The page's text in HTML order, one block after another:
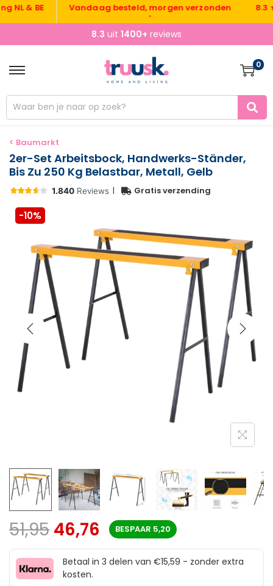
& BE Vandaag besteld, morgen verzonden 8.3 ★
8.3 uit 1400+ reviews
0
< Baumarkt
2er-Set Arbeitsbock, Handwerks-Ständer,
Bis Zu 250 Kg Belastbar, Metall, Gelb
| Gratis verzending
-10%
51,95 46,76 BESPAAR 5,20
Betaal in 3 delen van €15,59 - zonder extra
kosten.